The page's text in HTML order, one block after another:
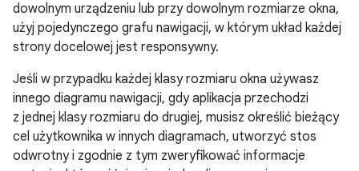
dowolnym urządzeniu lub przy dowolnym rozmiarze okna,
użyj pojedynczego grafu nawigacji, w którym układ każdej
strony docelowej jest responsywny.
Jeśli w przypadku każdej klasy rozmiaru okna używasz
innego diagramu nawigacji, gdy aplikacja przechodzi
z jednej klasy rozmiaru do drugiej, musisz określić bieżący
cel użytkownika w innych diagramach, utworzyć stos
odwrotny i zgodnie z tym zweryfikować informacje